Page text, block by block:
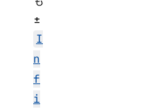
±
I
n
f
i